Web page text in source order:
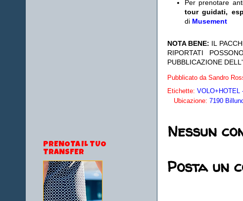
Per prenotare
tour guidati,
di Musement
NOTA BENE: IL
RIPORTATI
PUBBLICAZIONE
Pubblicato da Sandro
Etichette: VOLO+HOTEL
Ubicazione: 7190
Nessun
Posta un
PRENOTA IL TUO
TRANSFER